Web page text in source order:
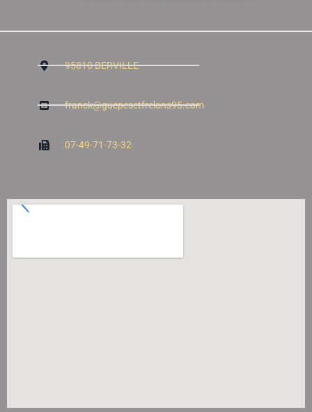
95810 BERVILLE
franck@guepesetfrelons95.com
07-49-71-73-32